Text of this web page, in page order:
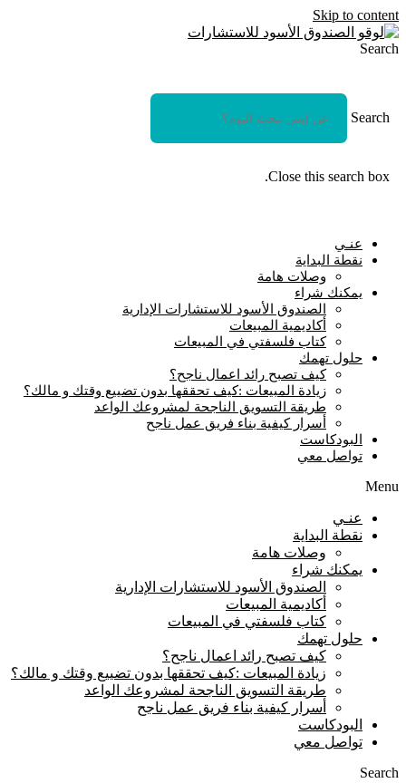
Skip to content
Search
Search
Close this search box.
عنـي
نقطة البداية
وصلات هامة
يمكنك شراء
الصندوق الأسود للاستشارات الإدارية
أكاديمية المبيعات
كتاب فلسفتي في المبيعات
حلول تهمك
كيف تصبح رائد اعمال ناجح؟
زيادة المبيعات :كيف تحققها بدون تضييع وقتك و مالك؟
طريقة التسويق الناجحة لمشروعك الواعد
أسرار كيفية بناء فريق عمل ناجح
البودكاست
تواصل معي
Menu
عنـي
نقطة البداية
وصلات هامة
يمكنك شراء
الصندوق الأسود للاستشارات الإدارية
أكاديمية المبيعات
كتاب فلسفتي في المبيعات
حلول تهمك
كيف تصبح رائد اعمال ناجح؟
زيادة المبيعات :كيف تحققها بدون تضييع وقتك و مالك؟
طريقة التسويق الناجحة لمشروعك الواعد
أسرار كيفية بناء فريق عمل ناجح
البودكاست
تواصل معي
Search